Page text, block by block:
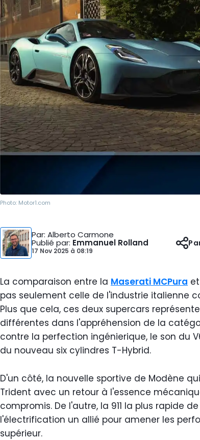
Photo: Motor1.com
Par: Alberto Carmone
Publié par: Emmanuel Rolland
17 Nov 2025 à 08:19
La comparaison entre la Maserati MCPura
pas seulement celle de l'industrie italienne
Plus que cela, ces deux supercars
différentes dans l'appréhension de la
contre la perfection ingénierique, le son du
du nouveau six cylindres T-Hybrid.
D'un côté, la nouvelle sportive de Modène
Trident avec un retour à l'essence
compromis. De l'autre, la 911 la plus rapide
l'électrification un allié pour amener les
supérieur.